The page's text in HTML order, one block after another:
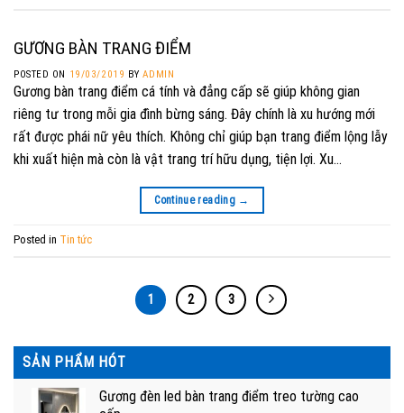
GƯƠNG BÀN TRANG ĐIỂM
POSTED ON 19/03/2019 BYADMIN
Gương bàn trang điểm cá tính và đẳng cấp sẽ giúp không gian
riêng tư trong mỗi gia đình bừng sáng. Đây chính là xu hướng mới
rất được phái nữ yêu thích. Không chỉ giúp bạn trang điểm lộng lẫy
khi xuất hiện mà còn là vật trang trí hữu dụng, tiện lợi. Xu…
Continue reading →
Posted in Tin tức
1 2 3
SẢN PHẨM HÓT
Gương đèn led bàn trang điểm treo tường cao